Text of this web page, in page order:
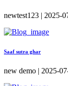
newtest123 | 2025-
Saaf sutra ghar
new demo | 2025-